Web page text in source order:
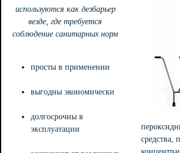
используются как дезбарьер
везде, где требуется
соблюдение санитарных норм
просты в применении
выгодны экономически
долгосрочны в
эксплуатации
средства,